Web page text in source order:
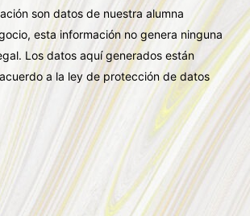
son datos de nuestra alumna
esta información no genera ninguna
Los datos aquí generados están
a la ley de protección de datos